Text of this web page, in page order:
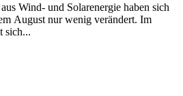
Wind- und Solarenergie haben sich
August nur wenig verändert. Im
sich...